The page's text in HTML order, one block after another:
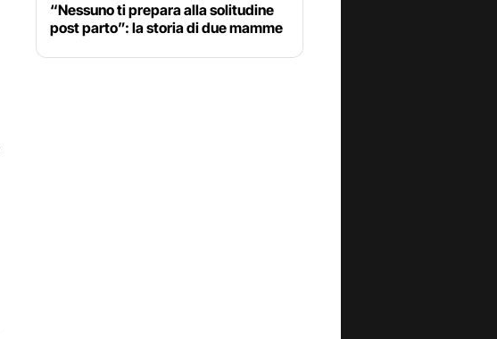
“Nessuno ti prepara alla solitudine
post parto”: la storia di due mamme